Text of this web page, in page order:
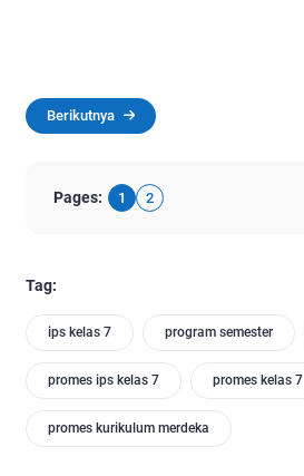
Berikutnya
Pages: 1 2
Tag:
ips kelas 7 program semester
promes ips kelas 7 promes kelas 7
promes kurikulum merdeka